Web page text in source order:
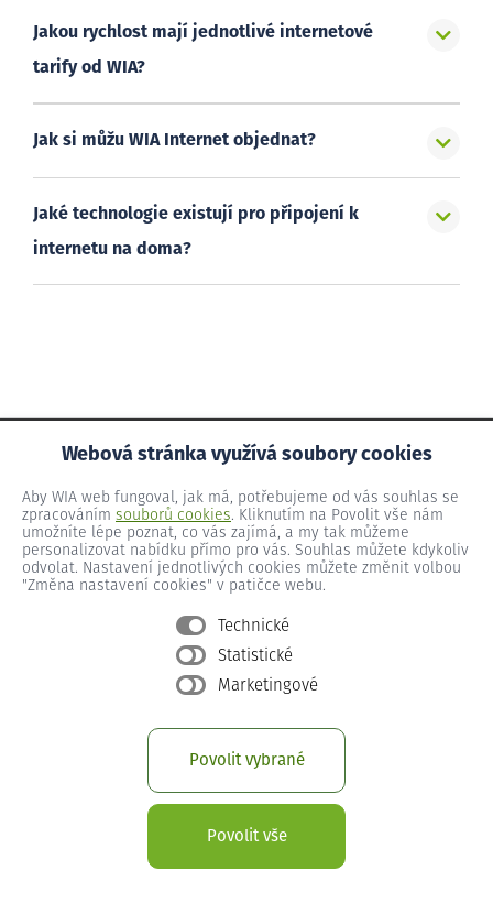
Webová stránka využívá soubory cookies
Aby WIA web fungoval, jak má, potřebujeme od vás souhlas se
zpracováním souborů cookies. Kliknutím na Povolit vše nám
umožníte lépe poznat, co vás zajímá, a my tak můžeme
personalizovat nabídku přímo pro vás. Souhlas můžete kdykoliv
odvolat. Nastavení jednotlivých cookies můžete změnit volbou
"Změna nastavení cookies" v patičce webu.
Technické
Statistické
Marketingové
Povolit vybrané
Povolit vše
Jakou rychlost mají jednotlivé internetové
tarify od WIA?
Jak si můžu WIA Internet objednat?
Jaké technologie existují pro připojení k
internetu na doma?
PODPORA
O WIA
Po-Pá: 8:00 - 22:00
So-Ne (svátky): 9:00 - 17:00
Po-Pá: 8:00 - 22:00
So-Ne (svátky): 9:00 - 17:00